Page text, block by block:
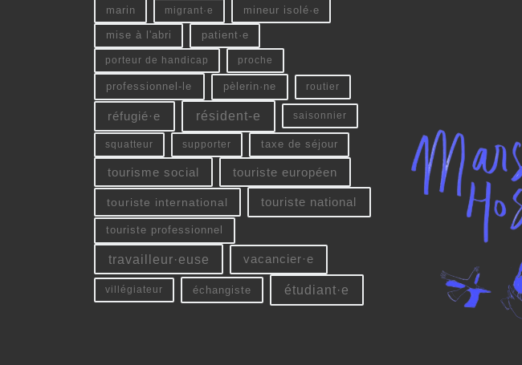
marin migrant·e mineur isolé·e
mise à l'abri patient·e
porteur de handicap proche
professionnel-le pèlerin·ne routier
réfugié·e résident-e saisonnier
squatteur supporter taxe de séjour
tourisme social touriste européen
touriste international touriste national
touriste professionnel
travailleur·euse vacancier·e
villégiateur échangiste étudiant·e